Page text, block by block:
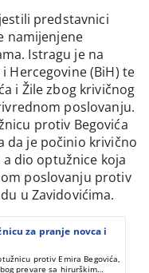
predstavnici
namijenjene
Istragu je na
Hercegovine (BiH) te
i Žile zbog krivičnog
poslovanju.
protiv Begovića
da je počinio krivično
dio optužnice koja
poslovanju protiv
u Zavidovićima.
za pranje novca i
protiv Emira Begovića,
prevare sa hirurškim